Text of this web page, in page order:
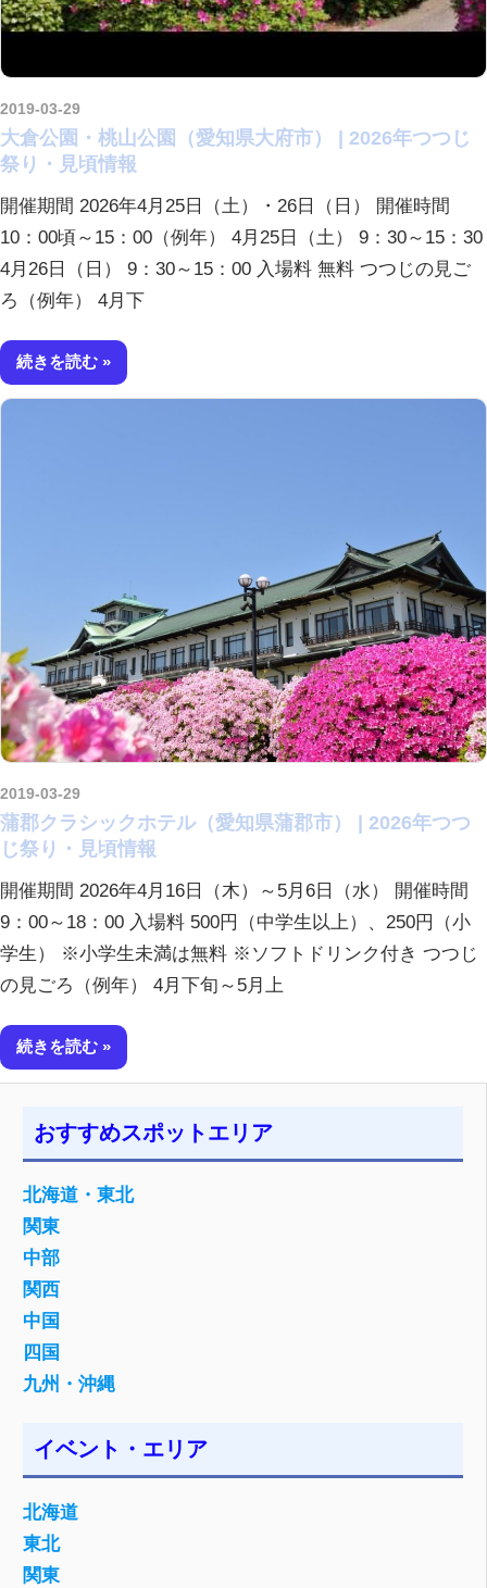
2019-03-29
大倉公園・桃山公園（愛知県大府市） | 2026年つつじ
祭り・見頃情報
開催期間 2026年4月25日（土）・26日（日） 開催時間
10：00頃～15：00（例年） 4月25日（土） 9：30～15：30
4月26日（日） 9：30～15：00 入場料 無料 つつじの見ご
ろ（例年） 4月下
続きを読む
2019-03-29
蒲郡クラシックホテル（愛知県蒲郡市） | 2026年つつ
じ祭り・見頃情報
開催期間 2026年4月16日（木）～5月6日（水） 開催時間
9：00～18：00 入場料 500円（中学生以上）、250円（小
学生） ※小学生未満は無料 ※ソフトドリンク付き つつじ
の見ごろ（例年） 4月下旬～5月上
続きを読む
おすすめスポットエリア
北海道・東北
関東
中部
関西
中国
四国
九州・沖縄
イベント・エリア
北海道
東北
関東